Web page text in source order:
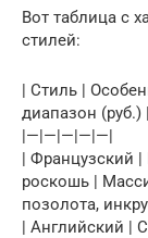
Вот таблица с
стилей:
| Стиль |
диапазон (руб.) |
|—|—|—|—|—|
| Французский
роскошь |
позолота,
| Английский |